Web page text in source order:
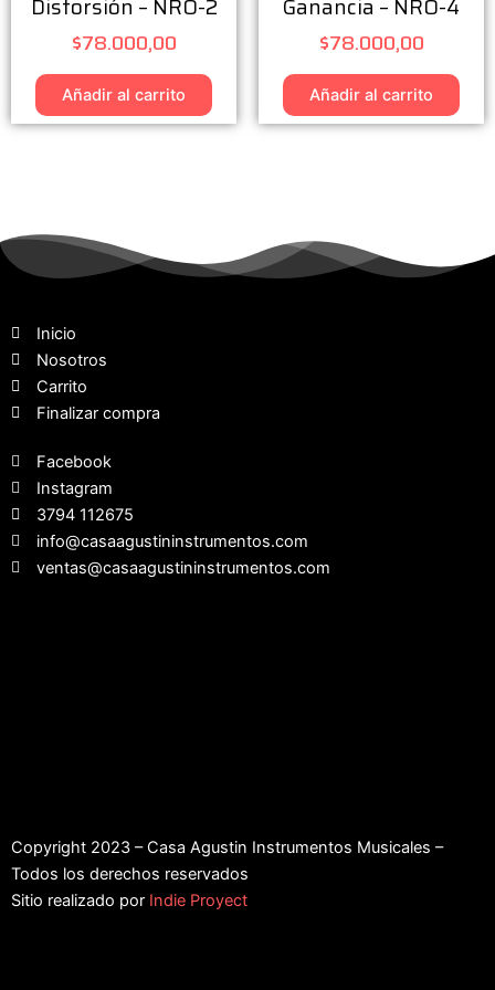
Distorsión – NRO-2
$78.000,00
Añadir al carrito
Ganancia – NRO-4
$78.000,00
Añadir al carrito
Inicio
Nosotros
Carrito
Finalizar compra
Facebook
Instagram
3794 112675
info@casaagustininstrumentos.com
ventas@casaagustininstrumentos.com
Copyright 2023 – Casa Agustin Instrumentos Musicales –
Todos los derechos reservados
Sitio realizado por Indie Proyect